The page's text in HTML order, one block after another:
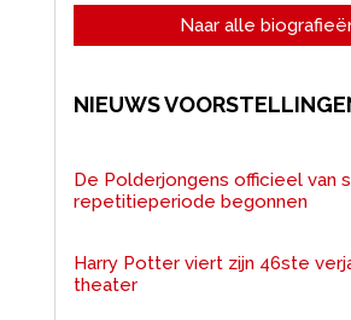
Naar alle
NIEUWS
De Polderjongens officieel van
repetitieperiode begonnen
Harry Potter viert zijn 46ste
theater